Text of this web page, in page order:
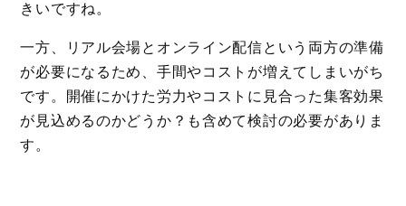
きいですね。
一方、リアル会場とオンライン配信という両方の準備
が必要になるため、手間やコストが増えてしまいがち
です。開催にかけた労力やコストに見合った集客効果
が見込めるのかどうか？も含めて検討の必要がありま
す。